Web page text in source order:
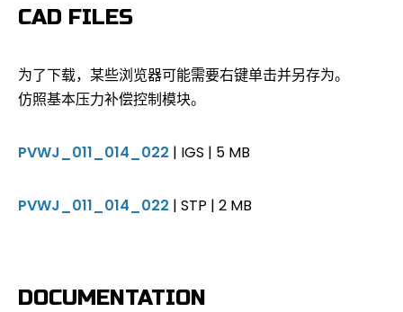
CAD FILES
为了下载，某些浏览器可能需要右键单击并另存为。
仿照基本压力补偿控制模块。
PVWJ_011_014_022 | IGS | 5 MB
PVWJ_011_014_022 | STP | 2 MB
DOCUMENTATION